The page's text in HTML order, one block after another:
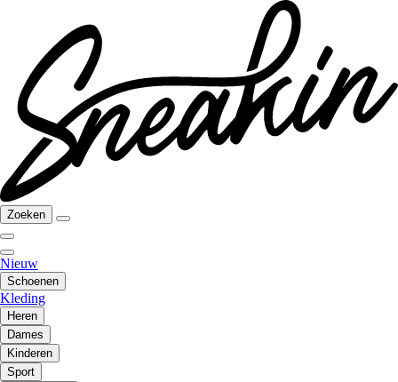
Zoeken
Nieuw
Schoenen
Kleding
Heren
Dames
Kinderen
Sport